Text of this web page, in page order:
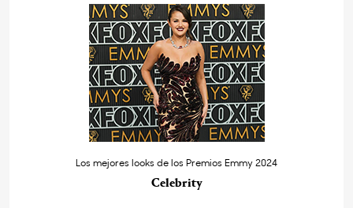
Los mejores looks de los Premios Emmy 2024
Celebrity